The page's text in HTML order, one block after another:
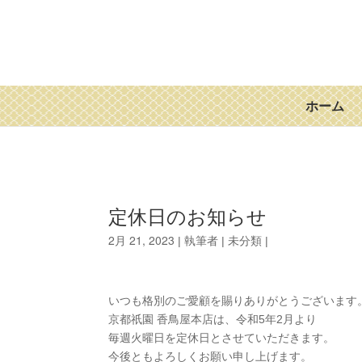
ホーム
定休日のお知らせ
2月 21, 2023 | 執筆者 | 未分類 |
いつも格別のご愛顧を賜りありがとうございます。
京都祇園 香鳥屋本店は、令和5年2月より
毎週火曜日を定休日とさせていただきます。
今後ともよろしくお願い申し上げます。